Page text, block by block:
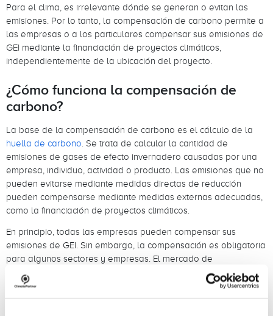
Para el clima, es irrelevante dónde se generan o evitan las
emisiones. Por lo tanto, la compensación de carbono permite a
las empresas o a los particulares compensar sus emisiones de
GEI mediante la financiación de proyectos climáticos,
independientemente de la ubicación del proyecto.
¿Cómo funciona la compensación de
carbono?
La base de la compensación de carbono es el cálculo de la
huella de carbono. Se trata de calcular la cantidad de
emisiones de gases de efecto invernadero causadas por una
empresa, individuo, actividad o producto. Las emisiones que no
pueden evitarse mediante medidas directas de reducción
pueden compensarse mediante medidas externas adecuadas,
como la financiación de proyectos climáticos.
En principio, todas las empresas pueden compensar sus
emisiones de GEI. Sin embargo, la compensación es obligatoria
para algunos sectores y empresas. El mercado de
cumplimiento es un mecanismo clave para la implementación
de la política climática y, por lo general, está regulado por los